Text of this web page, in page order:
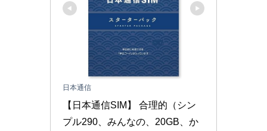
日本通信
【日本通信SIM】 合理的（シン
プル290、みんなの、20GB、か